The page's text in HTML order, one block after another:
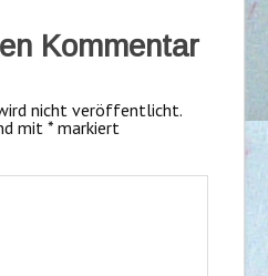
Kommentar
nicht veröffentlicht.
mit *markiert